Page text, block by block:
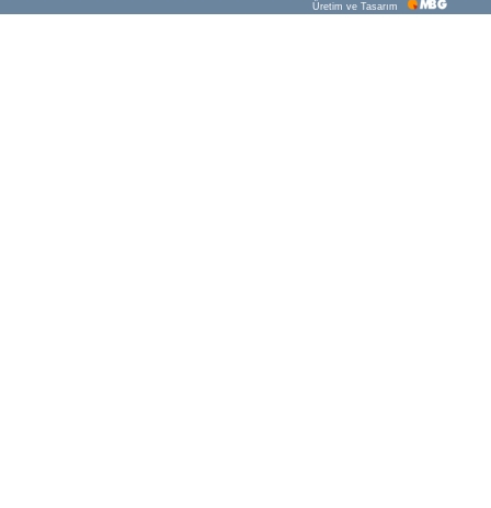
Üretim ve Tasarım